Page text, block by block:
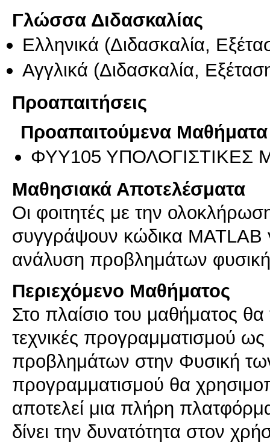
Γλώσσα Διδασκαλίας
Ελληνικά (Διδασκαλία,
Αγγλικά (Διδασκαλία,
Προαπαιτήσεις
Προαπαιτούμενα Μαθήματα
ΦΥΥ105 ΥΠΟΛΟΓΙΣΤΙΚΕΣ
Μαθησιακά Αποτελέσματα
Οι φοιτητές με την
συγγράψουν κώδικα MATLAB
ανάλυση προβλημάτων
Περιεχόμενο Μαθήματος
Στο πλαίσιο του μαθήματος θα
τεχνικές προγραμματισμού ως
προβλημάτων στην Φυσική
προγραμματισμού θα
αποτελεί μια πλήρη
δίνει την δυνατότητα στον